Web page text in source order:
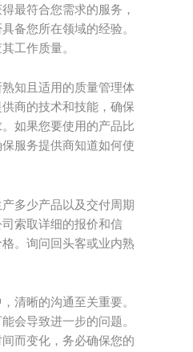
最符合您需求的服务，
备您所在领域的经验。
工作质量。
知且适用的质量管理体
商的技术和技能，确保
如果您要使用的产品比
服务提供商知道如何使
多少产品以及交付周期
索取详细的报价和信
。询问回头客或业内熟
清晰的沟通至关重要。
会导致进一步的问题。
而变化，务必确保您的